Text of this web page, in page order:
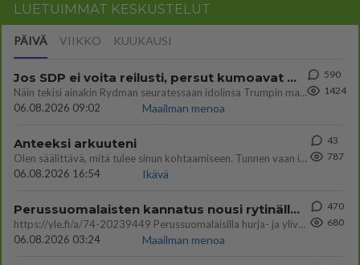
LUETUIMMAT KESKUSTELUT
PÄIVÄ VIIKKO KUUKAUSI
Jos SDP ei voita reilusti, persut kumoavat demokratian Suomesta
Näin tekisi ainakin Rydman seuratessaan idolinsa Trumpin mallia https://www.is.fi/politiikka/art-2000012187244.html
06.08.2026 09:02
Maailman menoa
590
1424
Anteeksi arkuuteni
Olen säälittävä, mitä tulee sinun kohtaamiseen. Tunnen vaan itseni todella epävarmaksi sun kanssa. Jos minun olisi pitän
06.08.2026 16:54
Ikävä
43
787
Perussuomalaisten kannatus nousi rytinällä Ylen tänään julkaisemassa tuoreimmassa gallup-kyselyssä.
https://yle.fi/a/74-20239449 Perussuomalaisilla hurja- ja ylivoimaisesti suurin nousu tässä uudessa Ylen gallupissa. Kyl
06.08.2026 03:24
Maailman menoa
470
680